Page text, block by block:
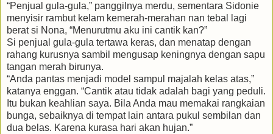
“Penjual gula-gula,” panggilnya merdu, sementara Sidonie
menyisir rambut kelam kemerah-merahan nan tebal lagi
berat si Nona, “Menurutmu aku ini cantik kan?”
Si penjual gula-gula tertawa keras, dan menatap dengan
rahang kurusnya sambil mengusap keningnya dengan sapu
tangan merah birunya.
“Anda pantas menjadi model sampul majalah kelas atas,”
katanya enggan. “Cantik atau tidak adalah bagi yang peduli.
Itu bukan keahlian saya. Bila Anda mau memakai rangkaian
bunga, sebaiknya di tempat lain antara pukul sembilan dan
dua belas. Karena kurasa hari akan hujan.”